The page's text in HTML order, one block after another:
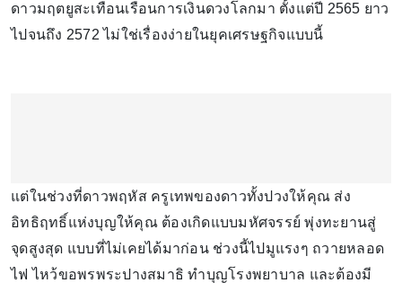
ดาวมฤตยูสะเทือนเรือนการเงินดวงโลกมา ตั้งแต่ปี 2565 ยาว
ไปจนถึง 2572 ไม่ใช่เรื่องง่ายในยุคเศรษฐกิจแบบนี้
แต่ในช่วงที่ดาวพฤหัส ครูเทพของดาวทั้งปวงให้คุณ ส่ง
อิทธิฤทธิ์แห่งบุญให้คุณ ต้องเกิดแบบมหัศจรรย์ พุ่งทะยานสู่
จุดสูงสุด แบบที่ไม่เคยได้มาก่อน ช่วงนี้ไปมูแรงๆ ถวายหลอด
ไฟ ไหว้ขอพรพระปางสมาธิ ทำบุญโรงพยาบาล และต้องมี